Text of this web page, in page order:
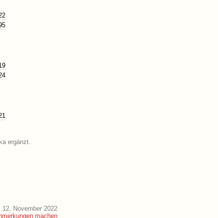
ergänzt.
November 2022